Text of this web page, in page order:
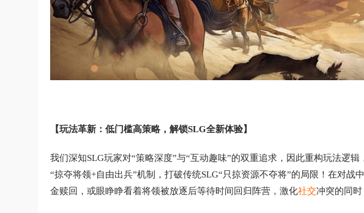
【玩法革新：低门槛高策略，解锁SLG全新体验】
我们深知SLG玩家对“策略深度”与“互动趣味”的双重追求，因此重构玩法逻
“掠夺将领+自由出兵”机制，打破传统SLG“只掠资源不夺将”的局限！在对
金赎回，或眼睁睁看着将领被放逐后等待时间回归阵营，激化社交冲突的同时